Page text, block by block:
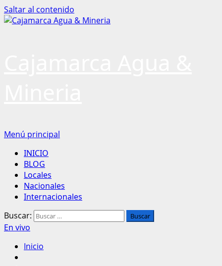
Saltar al contenido
Menú principal
INICIO
BLOG
Locales
Nacionales
Internacionales
Buscar:
En vivo
Inicio